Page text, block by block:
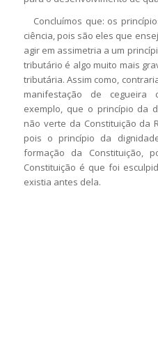
Concluímos que: os
ciência, pois são eles que
agir em assimetria a um
tributário é algo muito mais
tributária. Assim como,
manifestação de cegueira
exemplo, que o princípio da
não verte da Constituição da
pois o princípio da
formação da Constituição,
Constituição é que foi
existia antes dela.